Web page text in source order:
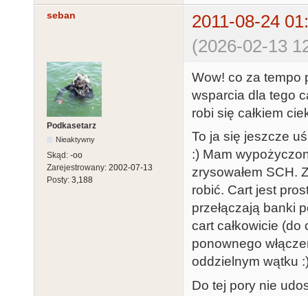
seban
2011-08-24
(2026-02-13
Podkasetarz
Nieaktywny
Skąd: -oo
Zarejestrowany: 2002-07-13
Posty: 3,188
Wow! co za tempo
wsparcia dla tego
robi się całkiem
To ja się jeszcze
:) Mam
zrysowałem SCH.
robić. Cart jest
przełączają banki
cart całkowicie
ponownego
oddzielnym wątku
Do tej pory nie